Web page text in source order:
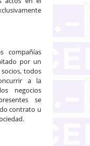
compañías
por un
todos
a la
negocios
se
contrato u